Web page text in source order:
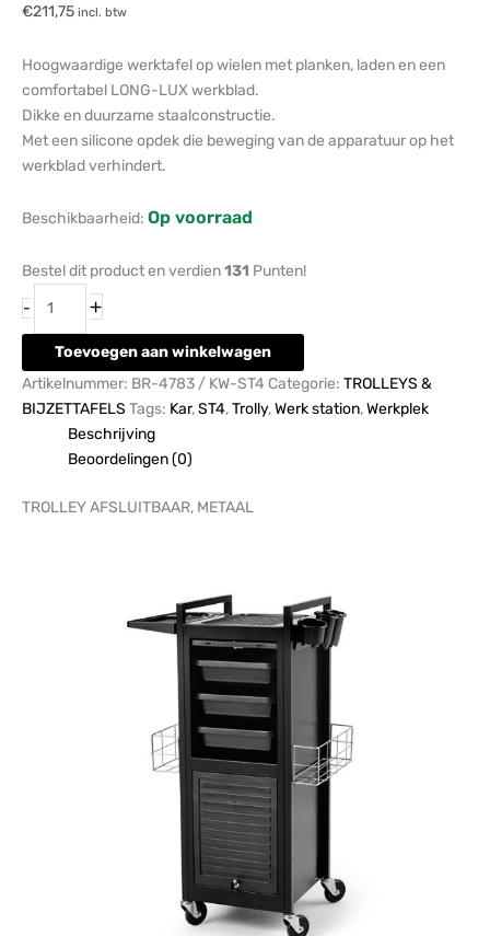
€211,75 incl. btw
Hoogwaardige werktafel op wielen met planken, laden en een
comfortabel LONG-LUX werkblad.
Dikke en duurzame staalconstructie.
Met een silicone opdek die beweging van de apparatuur op het
werkblad verhindert.
Beschikbaarheid: Op voorraad
Bestel dit product en verdien131 Punten!
- +
Toevoegen aan winkelwagen
Artikelnummer: BR-4783 / KW-ST4 Categorie: TROLLEYS &
BIJZETTAFELS Tags: Kar,ST4,Trolly,Werk station,Werkplek
Beschrijving
Beoordelingen (0)
TROLLEY AFSLUITBAAR, METAAL